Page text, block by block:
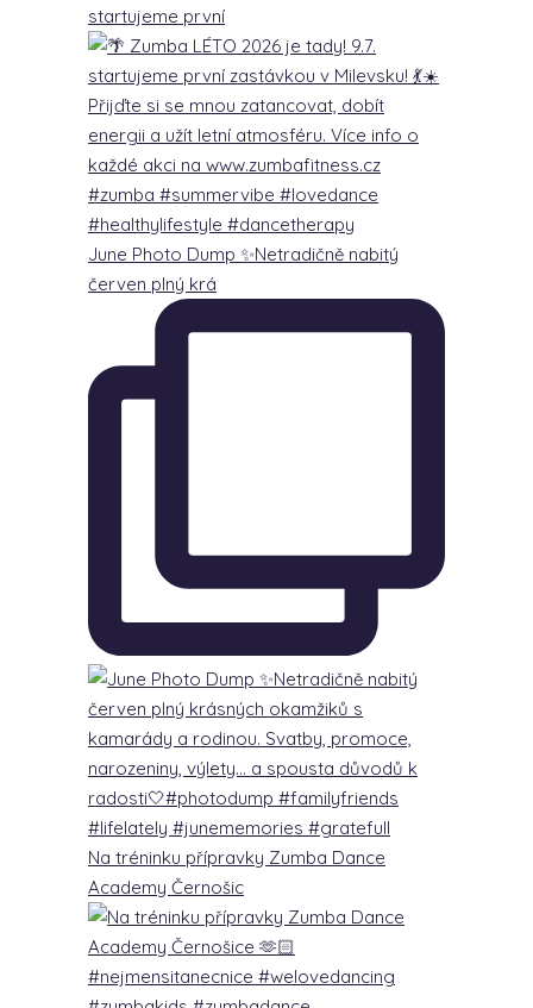
startujeme první
June Photo Dump ✨Netradičně nabitý
červen plný krá
Na tréninku přípravky Zumba Dance
Academy Černošic